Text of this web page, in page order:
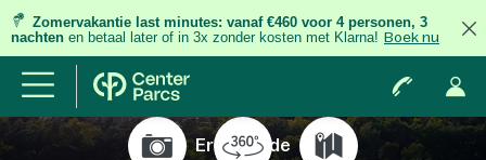
Zomervakantie last minutes: vanaf €460 voor 4 personen, 3
nachten en betaal later of in 3x zonder kosten met Klarna! Boek nu
Erperheide